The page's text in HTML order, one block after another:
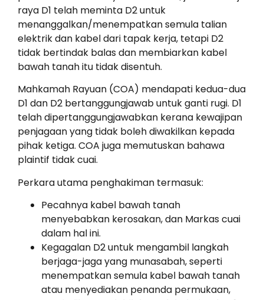
raya D1 telah meminta D2 untuk
menanggalkan/menempatkan semula talian
elektrik dan kabel dari tapak kerja, tetapi D2
tidak bertindak balas dan membiarkan kabel
bawah tanah itu tidak disentuh.
Mahkamah Rayuan (COA) mendapati kedua-dua
D1 dan D2 bertanggungjawab untuk ganti rugi. D1
telah dipertanggungjawabkan kerana kewajipan
penjagaan yang tidak boleh diwakilkan kepada
pihak ketiga. COA juga memutuskan bahawa
plaintif tidak cuai.
Perkara utama penghakiman termasuk:
Pecahnya kabel bawah tanah
menyebabkan kerosakan, dan Markas cuai
dalam hal ini.
Kegagalan D2 untuk mengambil langkah
berjaga-jaga yang munasabah, seperti
menempatkan semula kabel bawah tanah
atau menyediakan penanda permukaan,